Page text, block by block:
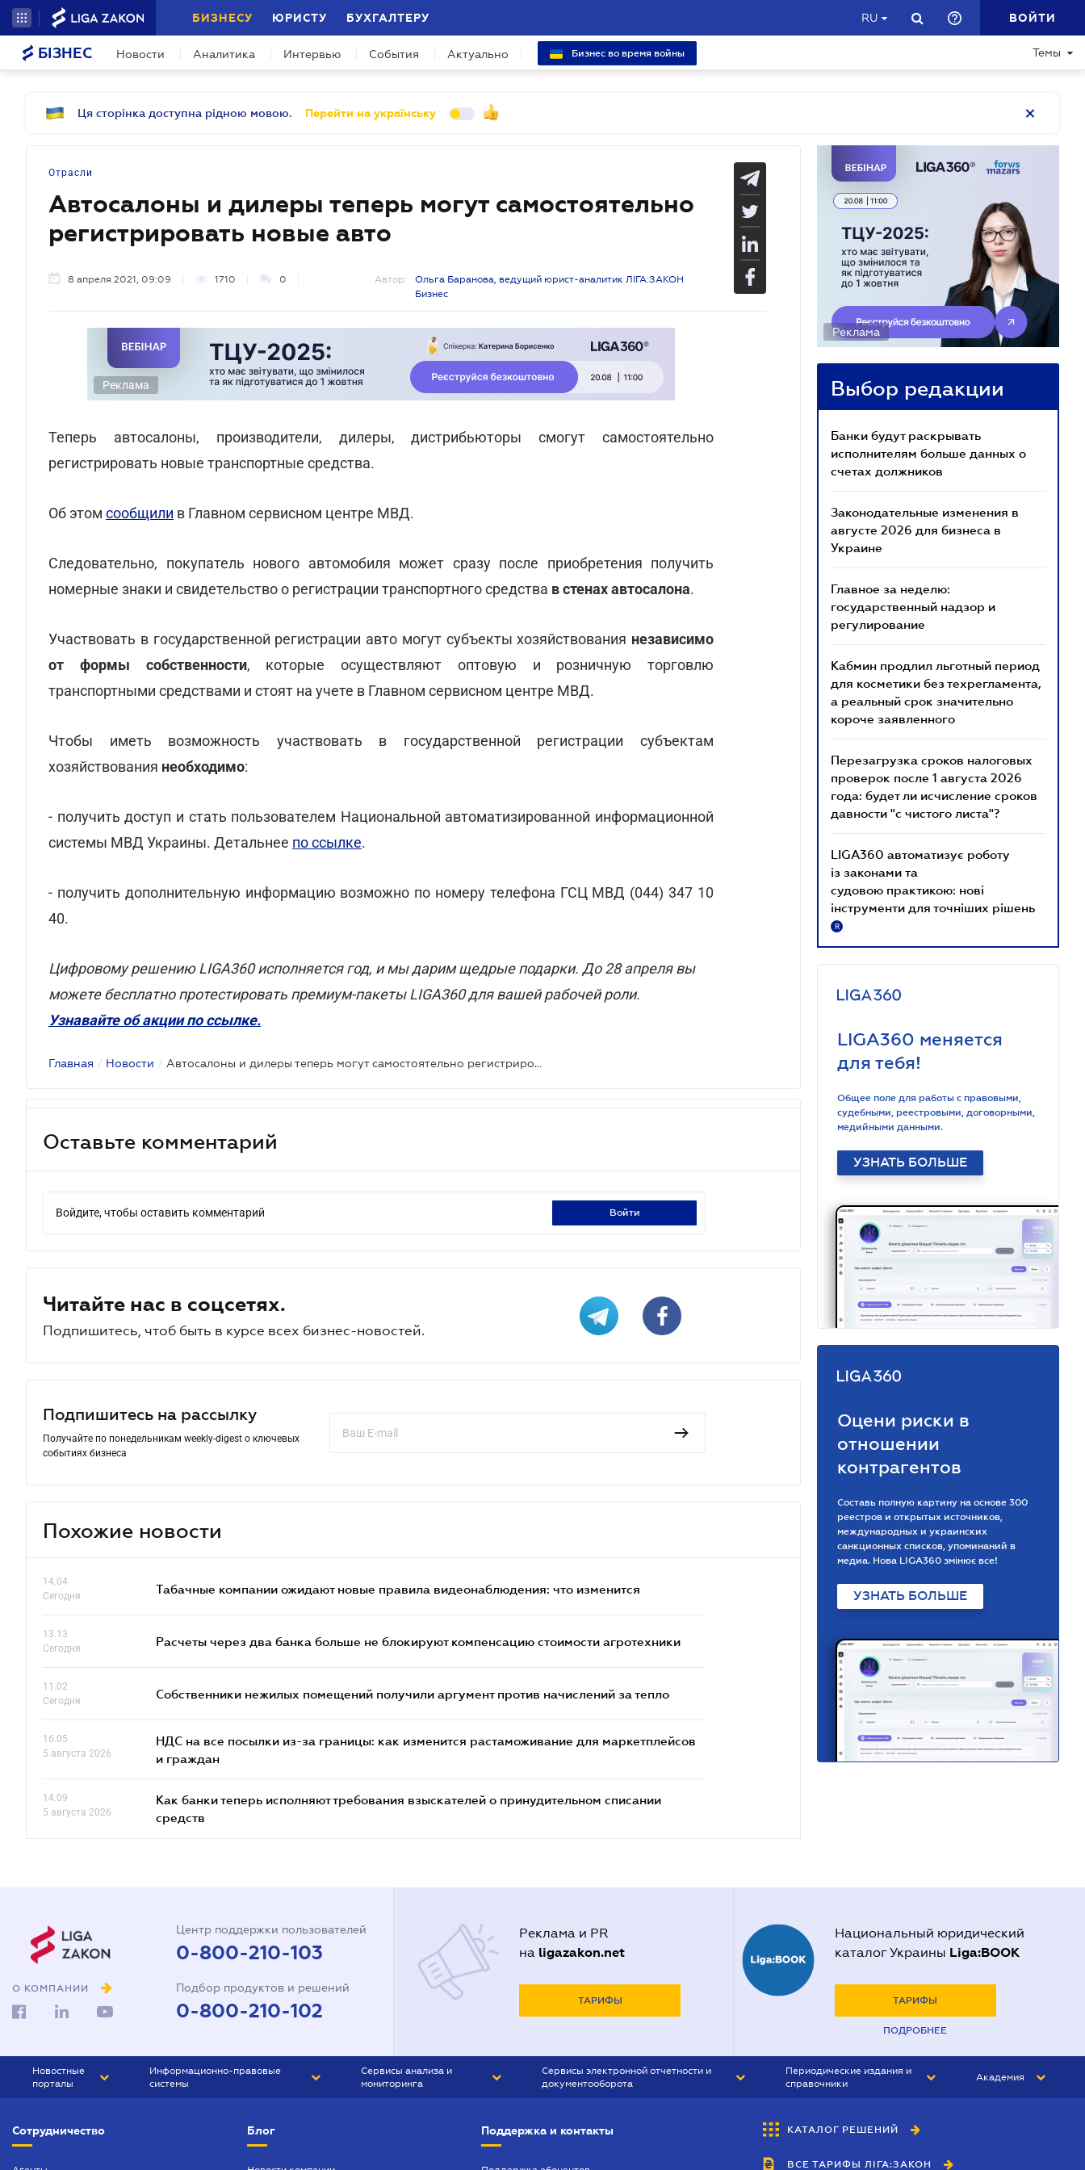
БИЗНЕСУ ЮРИСТУ БУХГАЛТЕРУ RU ВОЙТИ
БІЗНЕС Новости Аналитика Интервью События Актуально Бизнес во время войны Темы
Ця сторінка доступна рідною мовою. Перейти на українську
Отрасли
Автосалоны и дилеры теперь могут самостоятельно
регистрировать новые авто
8 апреля 2021, 09:09 1710 0 Автор:
Ольга Баранова, ведущий юрист-аналитик ЛІГА:ЗАКОН
Бизнес
Реклама
Теперь автосалоны, производители, дилеры, дистрибьюторы смогут самостоятельно
регистрировать новые транспортные средства.
Об этом сообщили в Главном сервисном центре МВД.
Следовательно, покупатель нового автомобиля может сразу после приобретения получить
номерные знаки и свидетельство о регистрации транспортного средства в стенах автосалона.
Участвовать в государственной регистрации авто могут субъекты хозяйствования независимо
от формы собственности, которые осуществляют оптовую и розничную торговлю
транспортными средствами и стоят на учете в Главном сервисном центре МВД.
Чтобы иметь возможность участвовать в государственной регистрации субъектам
хозяйствования необходимо:
- получить доступ и стать пользователем Национальной автоматизированной информационной
системы МВД Украины. Детальнее по ссылке.
- получить дополнительную информацию возможно по номеру телефона ГСЦ МВД (044) 347 10
40.
Цифровому решению LIGA360 исполняется год, и мы дарим щедрые подарки. До 28 апреля вы
можете бесплатно протестировать премиум-пакеты LIGA360 для вашей рабочей роли.
Узнавайте об акции по ссылке.
Главная / Новости / Автосалоны и дилеры теперь могут самостоятельно регистрировать новые авто
Оставьте комментарий
Войдите, чтобы оставить комментарий войти
Читайте нас в соцсетях.
Подпишитесь, чтоб быть в курсе всех бизнес-новостей.
Подпишитесь на рассылку
Получайте по понедельникам weekly-digest о ключевых
событиях бизнеса
Похожие новости
14.04
Сегодня
Табачные компании ожидают новые правила видеонаблюдения: что изменится
13.13
Сегодня
Расчеты через два банка больше не блокируют компенсацию стоимости агротехники
11.02
Сегодня
Собственники нежилых помещений получили аргумент против начислений за тепло
16.05
5 августа 2026
НДС на все посылки из-за границы: как изменится растаможивание для маркетплейсов
и граждан
14.09
5 августа 2026
Как банки теперь исполняют требования взыскателей о принудительном списании
средств
Реклама
Выбор редакции
Банки будут раскрывать
исполнителям больше данных о
счетах должников
Законодательные изменения в
августе 2026 для бизнеса в
Украине
Главное за неделю:
государственный надзор и
регулирование
Кабмин продлил льготный период
для косметики без техрегламента,
а реальный срок значительно
короче заявленного
Перезагрузка сроков налоговых
проверок после 1 августа 2026
года: будет ли исчисление сроков
давности "с чистого листа"?
LIGA360 автоматизує роботу
із законами та
судовою практикою: нові
інструменти для точніших рішень
R
LIGA360 меняется
для тебя!
Общее поле для работы с правовыми,
судебными, реестровыми, договорными,
медийными данными.
УЗНАТЬ БОЛЬШЕ
Оцени риски в
отношении
контрагентов
Составь полную картину на основе 300
реестров и открытых источников,
международных и украинских
санкционных списков, упоминаний в
медиа. Нова LIGA360 змінює все!
УЗНАТЬ БОЛЬШЕ
О КОМПАНИИ
Центр поддержки пользователей
0-800-210-103
Подбор продуктов и решений
0-800-210-102
Реклама и PR
на ligazakon.net
ТАРИФЫ
Национальный юридический
каталог Украины Liga:BOOK
ТАРИФЫ
ПОДРОБНЕЕ
Новостные
порталы
БИЗНЕС
Информационно-правовые
системы
Сервисы анализа и
мониторинга
Сервисы электронной отчетности и
документооборота
Периодические издания и
справочники
БУХГАЛТЕР&ЗАКОН
ВЕСТНИК МСФО
Академия
Сотрудничество Блог Поддержка и контакты КАТАЛОГ РЕШЕНИЙ
ВСЕ ТАРИФЫ ЛІГА:ЗАКОН